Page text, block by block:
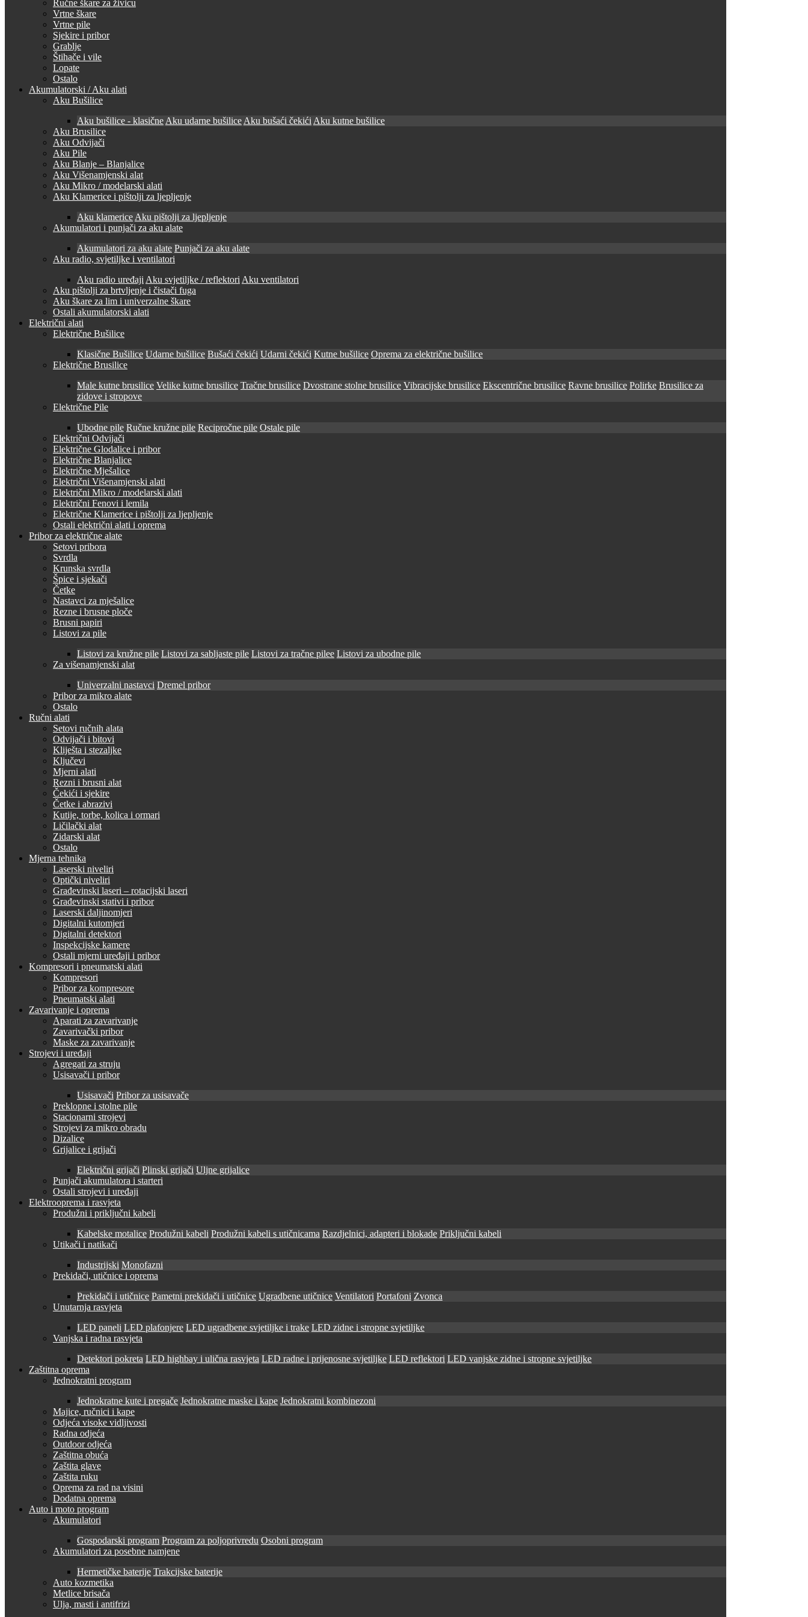
Ručne škare za živicu
Vrtne škare
Vrtne pile
Sjekire i pribor
Grablje
Štihače i vile
Lopate
Ostalo
Akumulatorski / Aku alati
Aku Bušilice
Aku bušilice - klasične Aku udarne bušilice Aku bušaći čekići Aku kutne bušilice
Aku Brusilice
Aku Odvijači
Aku Pile
Aku Blanje – Blanjalice
Aku Višenamjenski alat
Aku Mikro / modelarski alati
Aku Klamerice i pištolji za ljepljenje
Aku klamerice Aku pištolji za ljepljenje
Akumulatori i punjači za aku alate
Akumulatori za aku alate Punjači za aku alate
Aku radio, svjetiljke i ventilatori
Aku radio uređaji Aku svjetiljke / reflektori Aku ventilatori
Aku pištolji za brtvljenje i čistači fuga
Aku škare za lim i univerzalne škare
Ostali akumulatorski alati
Električni alati
Električne Bušilice
Klasične Bušilice Udarne bušilice Bušaći čekići Udarni čekići Kutne bušilice Oprema za električne bušilice
Električne Brusilice
Male kutne brusilice Velike kutne brusilice Tračne brusilice Dvostrane stolne brusilice Vibracijske brusilice Ekscentrične brusilice Ravne brusilice Polirke Brusilice za
zidove i stropove
Električne Pile
Ubodne pile Ručne kružne pile Recipročne pile Ostale pile
Električni Odvijači
Električne Glodalice i pribor
Električne Blanjalice
Električne Mješalice
Električni Višenamjenski alati
Električni Mikro / modelarski alati
Električni Fenovi i lemila
Električne Klamerice i pištolji za ljepljenje
Ostali električni alati i oprema
Pribor za električne alate
Setovi pribora
Svrdla
Krunska svrdla
Špice i sjekači
Četke
Nastavci za mješalice
Rezne i brusne ploče
Brusni papiri
Listovi za pile
Listovi za kružne pile Listovi za sabljaste pile Listovi za tračne pilee Listovi za ubodne pile
Za višenamjenski alat
Univerzalni nastavci Dremel pribor
Pribor za mikro alate
Ostalo
Ručni alati
Setovi ručnih alata
Odvijači i bitovi
Kliješta i stezaljke
Ključevi
Mjerni alati
Rezni i brusni alat
Čekići i sjekire
Četke i abrazivi
Kutije, torbe, kolica i ormari
Ličilački alat
Zidarski alat
Ostalo
Mjerna tehnika
Laserski niveliri
Optički niveliri
Građevinski laseri – rotacijski laseri
Građevinski stativi i pribor
Laserski daljinomjeri
Digitalni kutomjeri
Digitalni detektori
Inspekcijske kamere
Ostali mjerni uređaji i pribor
Kompresori i pneumatski alati
Kompresori
Pribor za kompresore
Pneumatski alati
Zavarivanje i oprema
Aparati za zavarivanje
Zavarivački pribor
Maske za zavarivanje
Strojevi i uređaji
Agregati za struju
Usisavači i pribor
Usisavači Pribor za usisavače
Preklopne i stolne pile
Stacionarni strojevi
Strojevi za mikro obradu
Dizalice
Grijalice i grijači
Električni grijači Plinski grijači Uljne grijalice
Punjači akumulatora i starteri
Ostali strojevi i uređaji
Elektrooprema i rasvjeta
Produžni i priključni kabeli
Kabelske motalice Produžni kabeli Produžni kabeli s utičnicama Razdjelnici, adapteri i blokade Priključni kabeli
Utikači i natikači
Industrijski Monofazni
Prekidači, utičnice i oprema
Prekidači i utičnice Pametni prekidači i utičnice Ugradbene utičnice Ventilatori Portafoni Zvonca
Unutarnja rasvjeta
LED paneli LED plafonjere LED ugradbene svjetiljke i trake LED zidne i stropne svjetiljke
Vanjska i radna rasvjeta
Detektori pokreta LED highbay i ulična rasvjeta LED radne i prijenosne svjetiljke LED reflektori LED vanjske zidne i stropne svjetiljke
Zaštitna oprema
Jednokratni program
Jednokratne kute i pregače Jednokratne maske i kape Jednokratni kombinezoni
Majice, ručnici i kape
Odjeća visoke vidljivosti
Radna odjeća
Outdoor odjeća
Zaštitna obuća
Zaštita glave
Zaštita ruku
Oprema za rad na visini
Dodatna oprema
Auto i moto program
Akumulatori
Gospodarski program Program za poljoprivredu Osobni program
Akumulatori za posebne namjene
Hermetičke baterije Trakcijske baterije
Auto kozmetika
Metlice brisača
Ulja, masti i antifrizi